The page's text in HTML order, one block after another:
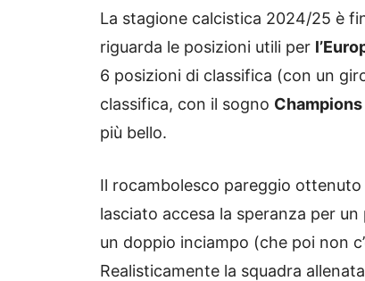
La stagione calcistica 2024/25 è
riguarda le posizioni utili per
6 posizioni di classifica (con un
classifica, con il sogno
più bello.
Il rocambolesco pareggio
lasciato accesa la speranza per
un doppio inciampo (che poi non
Realisticamente la squadra